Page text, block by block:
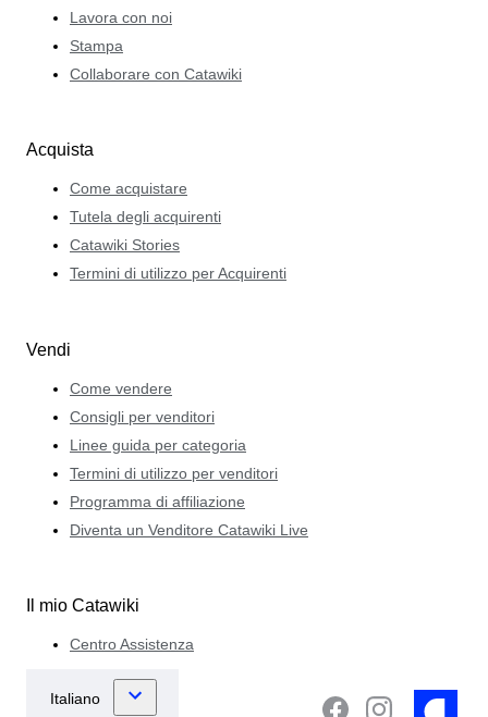
Lavora con noi
Stampa
Collaborare con Catawiki
Acquista
Come acquistare
Tutela degli acquirenti
Catawiki Stories
Termini di utilizzo per Acquirenti
Vendi
Come vendere
Consigli per venditori
Linee guida per categoria
Termini di utilizzo per venditori
Programma di affiliazione
Diventa un Venditore Catawiki Live
Il mio Catawiki
Centro Assistenza